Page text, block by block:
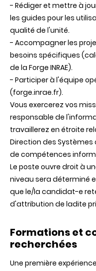
- Rédiger et mettre à
les guides pour les
qualité de l'unité.
- Accompagner les
besoins spécifiques
de la Forge INRAE).
- Participer à l'équipe
(forge.inrae.fr).
Vous exercerez vos
responsable de
travaillerez en étroite
Direction des Systèmes
de compétences
Le poste ouvre droit à
niveau sera déterminé
que le/la candidat-e
d'attribution de ladite
Formations et
recherchées
Une première